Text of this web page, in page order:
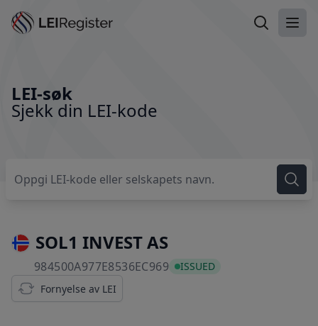
Søk etter
LEI-søk
Sjekk din LEI-kode
SOL1 INVEST AS
984500A977E8536EC969 984500A977E8536EC969
ISSUED
Fornyelse av LEI